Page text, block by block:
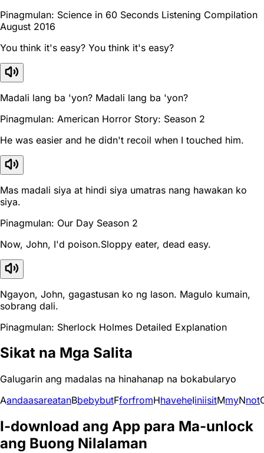
Pinagmulan: Science in 60 Seconds Listening Compilation
August 2016
You think it's easy? You think it's easy?
Madali lang ba 'yon? Madali lang ba 'yon?
Pinagmulan: American Horror Story: Season 2
He was easier and he didn't recoil when I touched him.
Mas madali siya at hindi siya umatras nang hawakan ko
siya.
Pinagmulan: Our Day Season 2
Now, John, I'd poison.Sloppy eater, dead easy.
Ngayon, John, gagastusan ko ng lason. Magulo kumain,
sobrang dali.
Pinagmulan: Sherlock Holmes Detailed Explanation
Sikat na Mga Salita
Galugarin ang madalas na hinahanap na bokabularyo
AandaasareatanBbebybutFforfromHhaveheIiniisitMmyNnot
I-download ang App para Ma-unlock
ang Buong Nilalaman